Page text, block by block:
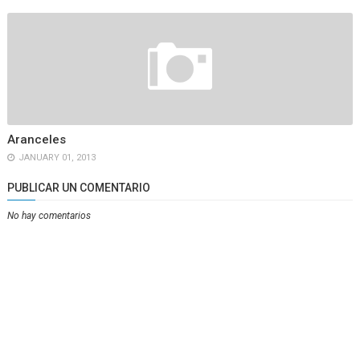
Aranceles
JANUARY 01, 2013
PUBLICAR UN COMENTARIO
No hay comentarios